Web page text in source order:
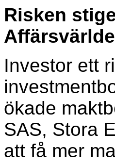
Risken
Investor ett
ökade
SAS, Stora
att få mer